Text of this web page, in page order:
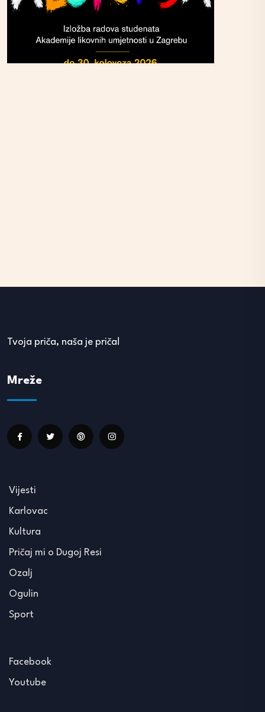
Tvoja priča, naša je priča!
Mreže
Vijesti
Karlovac
Kultura
Pričaj mi o Dugoj Resi
Ozalj
Ogulin
Sport
Facebook
Youtube